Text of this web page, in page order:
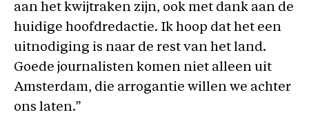
aan het kwijtraken zijn, ook met dank aan de
huidige hoofdredactie. Ik hoop dat het een
uitnodiging is naar de rest van het land.
Goede journalisten komen niet alleen uit
Amsterdam, die arrogantie willen we achter
ons laten.”